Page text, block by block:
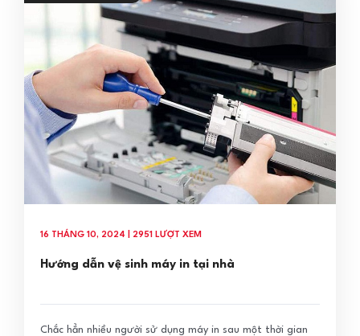
16 THÁNG 10, 2024 | 2951 LƯỢT XEM
Hướng dẫn vệ sinh máy in tại nhà
Chắc hẳn nhiều người sử dụng máy in sau một thời gian